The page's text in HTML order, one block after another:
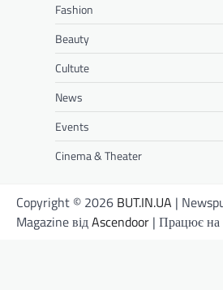
Fashion
Beauty
Cultute
News
Events
Cinema & Theater
Copyright © 2026 BUT.IN.UA |
Magazine відAscendoor | Працює на